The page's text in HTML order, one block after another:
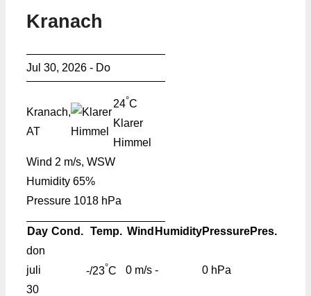
Kranach
Jul 30, 2026 - Do
Kranach,
AT
24°C
Klarer
Himmel
Wind 2 m/s, WSW
Humidity 65%
Pressure 1018 hPa
Day Cond. Temp. Wind HumidityPressurePres.
don
juli
30
-/23°C 0 m/s - 0 hPa